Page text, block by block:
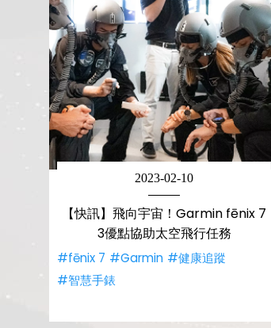
2023-02-10
【快訊】飛向宇宙！Garmin fēnix 7
3優點協助太空飛行任務
#fēnix 7 #Garmin #健康追蹤
#智慧手錶